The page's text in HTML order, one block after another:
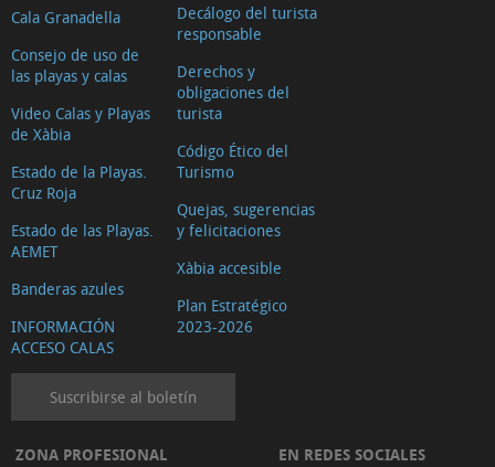
Cala Granadella
Consejo de uso de
las playas y calas
Video Calas y Playas
de Xàbia
Estado de la Playas.
Cruz Roja
Estado de las Playas.
AEMET
Banderas azules
INFORMACIÓN
ACCESO CALAS
Decálogo del turista
responsable
Derechos y
obligaciones del
turista
Código Ético del
Turismo
Quejas, sugerencias
y felicitaciones
Xàbia accesible
Plan Estratégico
2023-2026
Suscribirse al boletín
ZONA PROFESIONAL EN REDES SOCIALES